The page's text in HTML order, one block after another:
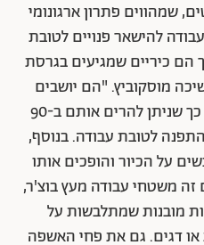
שמהווים פתרון ארגונומי
להישאר פנויים לטובת
כיריים שמגיעים בגרסת
מוסקוביץ. "הם יושבים
על המשטח אך במנותק ממנו, כך שניתן להרים אותם ב-90
לטובת עבודה. בנוסף,
על הכיור והופכים אותו
משטחי עבודה מעץ בוצ'ר,
מובנות שמתלבשות על
או דגים. גם את פחי האשפה